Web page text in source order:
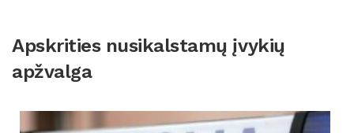
Apskrities nusikalstamų įvykių
apžvalga